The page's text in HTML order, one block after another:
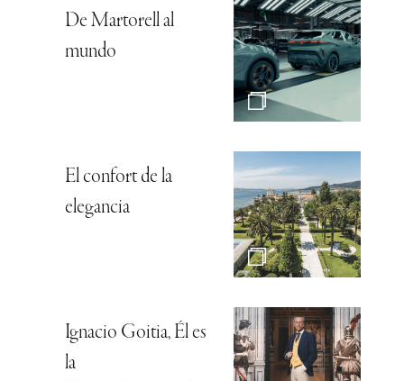
De Martorell al
mundo
El confort de la
elegancia
Ignacio Goitia, Él es
la